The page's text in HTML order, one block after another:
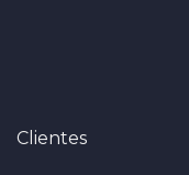
Clientes